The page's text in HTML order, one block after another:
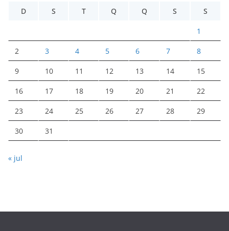
D
S T Q Q S S
1
2 3 4 5 6 7 8
9 10 11 12 13 14 15
16 17 18 19 20 21 22
23 24 25 26 27 28 29
30 31
« jul